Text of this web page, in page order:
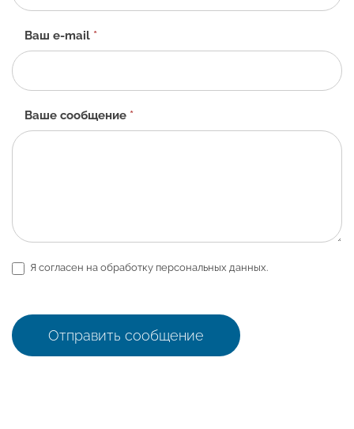
RU
Ваш e-mail *
Ваше сообщение *
Я согласен на обработку персональных данных.
Отправить сообщение